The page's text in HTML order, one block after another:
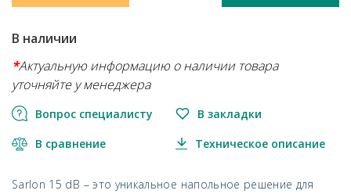
В наличии
*Актуальную информацию о наличии товара
уточняйте у менеджера
Вопрос специалисту В закладки
В сравнение Техническое описание
Sarlon 15 dB – это уникальное напольное решение для